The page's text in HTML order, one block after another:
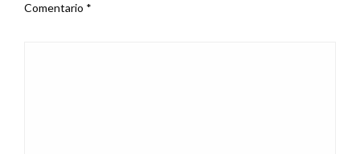
Comentario *